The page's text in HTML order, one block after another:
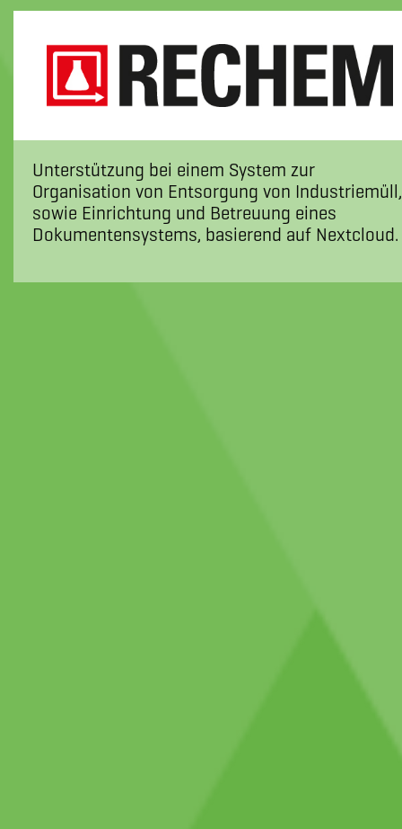
Unterstützung bei einem System zur
Organisation von Entsorgung von Industriemüll,
sowie Einrichtung und Betreuung eines
Dokumentensystems, basierend auf Nextcloud.